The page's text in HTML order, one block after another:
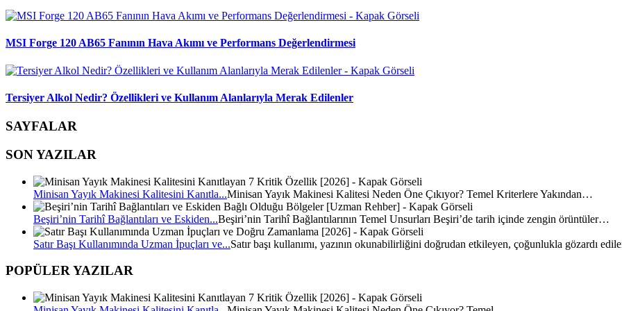
MSI Forge 120 AB65 Fanının Hava Akımı ve Performans Değerlendirmesi
Tersiyer Alkol Nedir? Özellikleri ve Kullanım Alanlarıyla Merak Edilenler
SAYFALAR
SON YAZILAR
Minisan Yayık Makinesi Kalitesini Kanıtla...Minisan Yayık Makinesi Kalitesi Neden Öne Çıkıyor? Temel Kriterlere Yakından…
Beşiri’nin Tarihî Bağlantıları ve Eskiden...Beşiri’nin Tarihî Bağlantılarının Temel Unsurları Beşiri’de tarih içinde zengin örüntüler…
Satır Başı Kullanımında Uzman İpuçları ve...Satır başı kullanımı, yazının okunabilirliğini doğrudan etkileyen, çoğunlukla gözardı
POPÜLER YAZILAR